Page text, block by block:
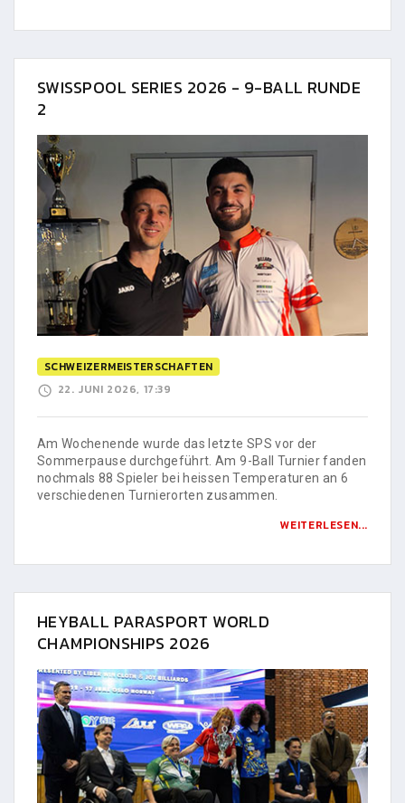
SWISSPOOL SERIES 2026 - 9-BALL RUNDE
2
SCHWEIZERMEISTERSCHAFTEN
22. JUNI 2026, 17:39
Am Wochenende wurde das letzte SPS vor der
Sommerpause durchgeführt. Am 9-Ball Turnier fanden
nochmals 88 Spieler bei heissen Temperaturen an 6
verschiedenen Turnierorten zusammen.
WEITERLESEN...
HEYBALL PARASPORT WORLD
CHAMPIONSHIPS 2026